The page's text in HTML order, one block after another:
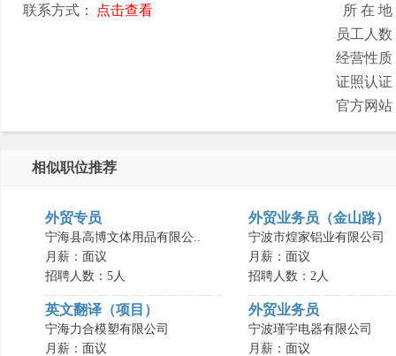
联系方式：
点击查看
所 在 地
员工人数
经营性质
证照认证
官方网站
相似职位推荐
外贸专员
宁海县高博文体用品有限公..
月薪：面议
招聘人数：5人
外贸业务员（金山路）
宁波市煌家铝业有限公司
月薪：面议
招聘人数：2人
英文翻译（项目）
宁海力合模塑有限公司
月薪：面议
外贸业务员
宁波瑾宇电器有限公司
月薪：面议